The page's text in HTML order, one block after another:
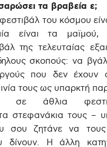
τα βραβεία ε;
του κόσμου
είναι τα μαϊμού,
της τελευταίας
σκοπούς: να
που δεν
τους ως υπαρκτή
σε άθλια
στεφανάκια τους –
σου ζητάνε να
δίνουν. Η άλλη